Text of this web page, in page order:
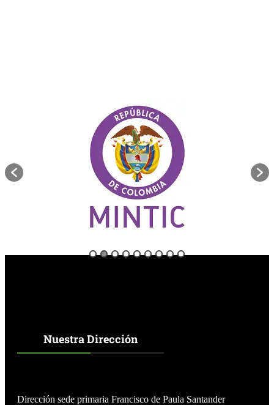
Nuestra Dirección
Dirección sede primaria Francisco de Paula Santander